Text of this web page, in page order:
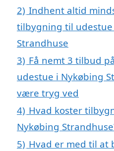
2) Indhent altid
tilbygning til udestue
Strandhuse
3) Få nemt 3 tilbud
udestue i Nykøbing
være tryg ved
4) Hvad koster
Nykøbing
5) Hvad er med til at